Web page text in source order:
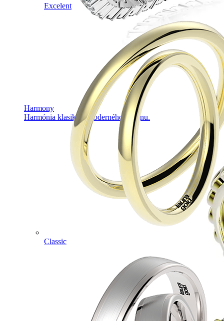
Harmony
Harmónia klasiky a moderného dizajnu.
Excelent
Classic